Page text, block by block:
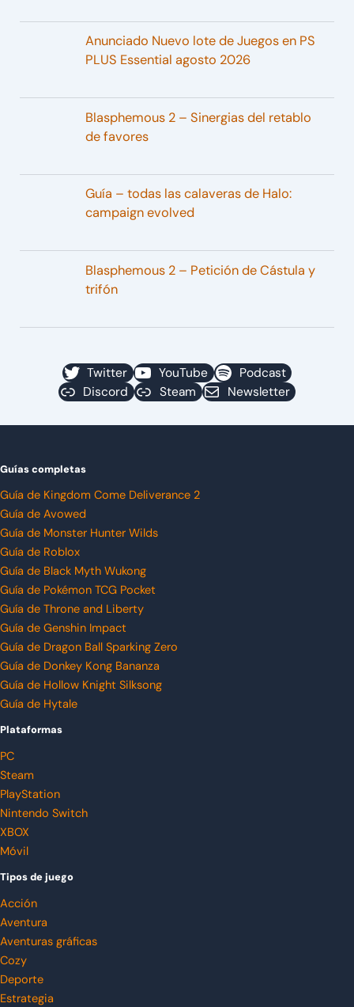
Anunciado Nuevo lote de Juegos en PS
PLUS Essential agosto 2026
Blasphemous 2 – Sinergias del retablo
de favores
Guía – todas las calaveras de Halo:
campaign evolved
Blasphemous 2 – Petición de Cástula y
trifón
Twitter YouTube
Podcast
Discord
Steam Newsletter
Guías completas
Guía de Kingdom Come Deliverance 2
Guía de Avowed
Guía de Monster Hunter Wilds
Guía de Roblox
Guía de Black Myth Wukong
Guía de Pokémon TCG Pocket
Guía de Throne and Liberty
Guía de Genshin Impact
Guía de Dragon Ball Sparking Zero
Guía de Donkey Kong Bananza
Guía de Hollow Knight Silksong
Guía de Hytale
Plataformas
PC
Steam
PlayStation
Nintendo Switch
XBOX
Móvil
Tipos de juego
Acción
Aventura
Aventuras gráficas
Cozy
Deporte
Estrategia